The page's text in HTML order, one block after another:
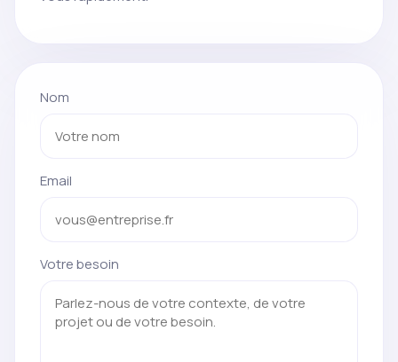
Nom
Email
Votre besoin